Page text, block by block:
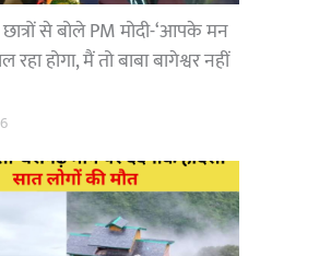
से बोले PM मोदी-‘आपके मन
होगा, मैं तो बाबा बागेश्वर नहीं